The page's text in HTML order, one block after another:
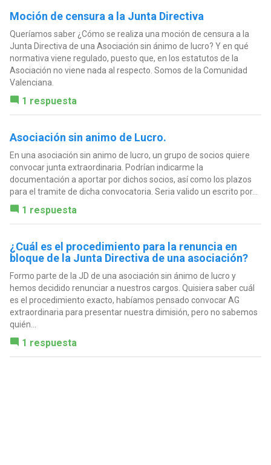
Moción de censura a la Junta Directiva
Queríamos saber ¿Cómo se realiza una moción de censura a la
Junta Directiva de una Asociación sin ánimo de lucro? Y en qué
normativa viene regulado, puesto que, en los estatutos de la
Asociación no viene nada al respecto. Somos de la Comunidad
Valenciana.
1 respuesta
Asociación sin animo de Lucro.
En una asociación sin animo de lucro, un grupo de socios quiere
convocar junta extraordinaria. Podrían indicarme la
documentación a aportar por dichos socios, así como los plazos
para el tramite de dicha convocatoria. Seria valido un escrito por...
1 respuesta
¿Cuál es el procedimiento para la renuncia en
bloque de la Junta Directiva de una asociación?
Formo parte de la JD de una asociación sin ánimo de lucro y
hemos decidido renunciar a nuestros cargos. Quisiera saber cuál
es el procedimiento exacto, habíamos pensado convocar AG
extraordinaria para presentar nuestra dimisión, pero no sabemos
quién...
1 respuesta